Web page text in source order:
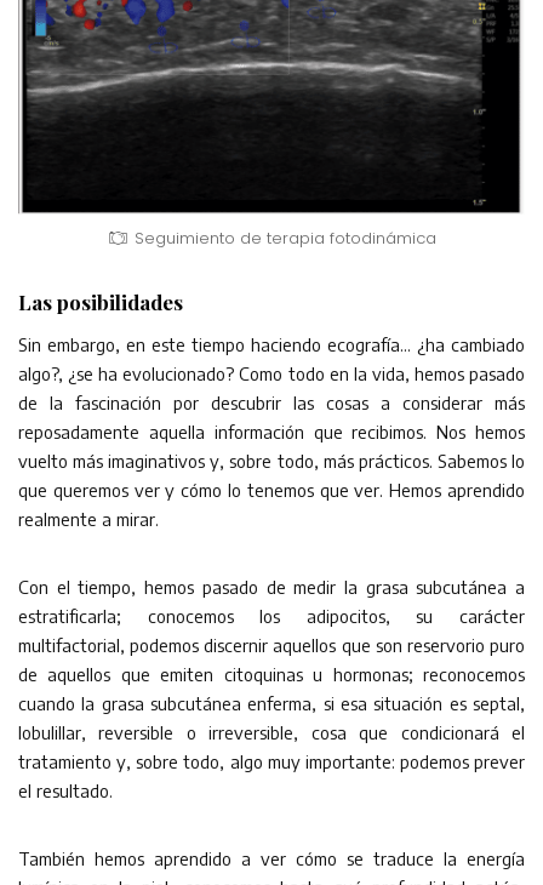
Seguimiento de terapia fotodinámica
Las posibilidades
Sin embargo, en este tiempo haciendo ecografía… ¿ha cambiado
algo?, ¿se ha evolucionado? Como todo en la vida, hemos pasado
de la fascinación por descubrir las cosas a considerar más
reposadamente aquella información que recibimos. Nos hemos
vuelto más imaginativos y, sobre todo, más prácticos. Sabemos lo
que queremos ver y cómo lo tenemos que ver. Hemos aprendido
realmente a mirar.
Con el tiempo, hemos pasado de medir la grasa subcutánea a
estratificarla; conocemos los adipocitos, su carácter
multifactorial, podemos discernir aquellos que son reservorio puro
de aquellos que emiten citoquinas u hormonas; reconocemos
cuando la grasa subcutánea enferma, si esa situación es septal,
lobulillar, reversible o irreversible, cosa que condicionará el
tratamiento y, sobre todo, algo muy importante: podemos prever
el resultado.
También hemos aprendido a ver cómo se traduce la energía